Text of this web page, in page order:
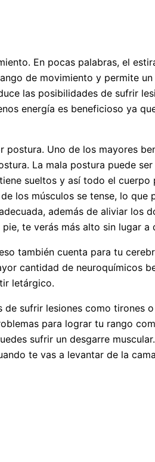
En pocas palabras, el
de movimiento y permite
las posibilidades de sufrir
energía es beneficioso ya
Uno de los mayores
La mala postura puede
sueltos y así todo el
los músculos se tense, lo
además de aliviar los
te verás más alto sin lugar a
también cuenta para tu
cantidad de neuroquímicos
letárgico.
sufrir lesiones como tirones
para lograr tu rango
sufrir un desgarre
te vas a levantar de la